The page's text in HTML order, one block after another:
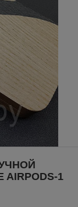
1